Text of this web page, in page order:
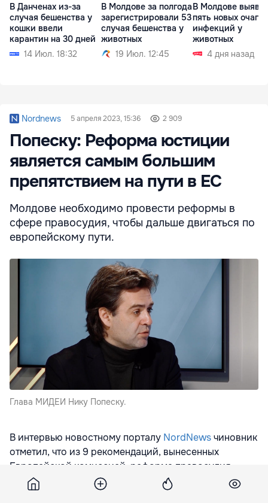
В Данченах из-за
случая бешенства у
кошки ввели
карантин на 30 дней
14 Июл. 18:32
В Молдове за полгода
зарегистрировали 53
случая бешенства у
животных
19 Июл. 12:45
В Молдове
пять новых очагов
инфекций у
животных
4 дня назад
Nordnews 5 апреля 2023, 15:36 2 909
Попеску: Реформа юстиции
является самым большим
препятствием на пути в ЕС
Молдове необходимо провести реформы в
сфере правосудия, чтобы дальше двигаться по
европейскому пути.
Глава МИДЕИ Нику Попеску.
В интервью новостному порталу NordNewsчиновник
отметил, что из 9 рекомендаций, вынесенных
Европейской комиссией, реформа правосудия
является самой важной.